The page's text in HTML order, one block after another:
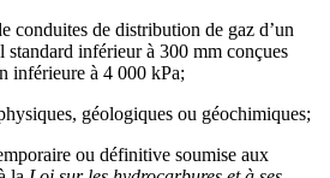
conduites de distribution de gaz d’un
standard inférieur à 300 mm conçues
inférieure à 4 000 kPa;
géologiques ou géochimiques;
ou définitive soumise aux